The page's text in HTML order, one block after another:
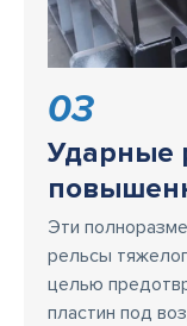
03
Ударные
Эти
рельсы
целью
пластин под